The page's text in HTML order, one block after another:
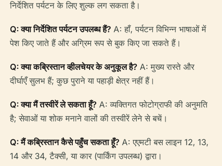
निर्देशित पर्यटन के लिए शुल्क लग सकता है।
Q: क्या निर्देशित पर्यटन उपलब्ध हैं? A: हाँ, पर्यटन विभिन्न भाषाओं में
पेश किए जाते हैं और अग्रिम रूप से बुक किए जा सकते हैं।
Q: क्या कब्रिस्तान व्हीलचेयर के अनुकूल है? A: मुख्य रास्ते और
दीर्घाएँ सुलभ हैं; कुछ पुराने या पहाड़ी क्षेत्र नहीं हैं।
Q: क्या मैं तस्वीरें ले सकता हूँ? A: व्यक्तिगत फोटोग्राफी की अनुमति
है; सेवाओं या शोक मनाने वालों की तस्वीरें लेने से बचें।
Q: मैं कब्रिस्तान कैसे पहुँच सकता हूँ? A: एएमटी बस लाइन 12, 13,
14 और 34, टैक्सी, या कार (पार्किंग उपलब्ध) द्वारा।